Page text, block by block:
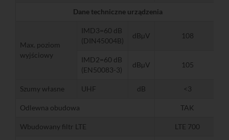
Dane techniczne urządzenia
Max. poziom
wyjściowy
IMD3=60 dB
(DIN45004B)
dBµV 108
IMD2=60 dB
(EN50083-3)
dBµV 105
Szumy własne UHF dB <3
Odlewna obudowa TAK
Wbudowany filtr LTE LTE 700